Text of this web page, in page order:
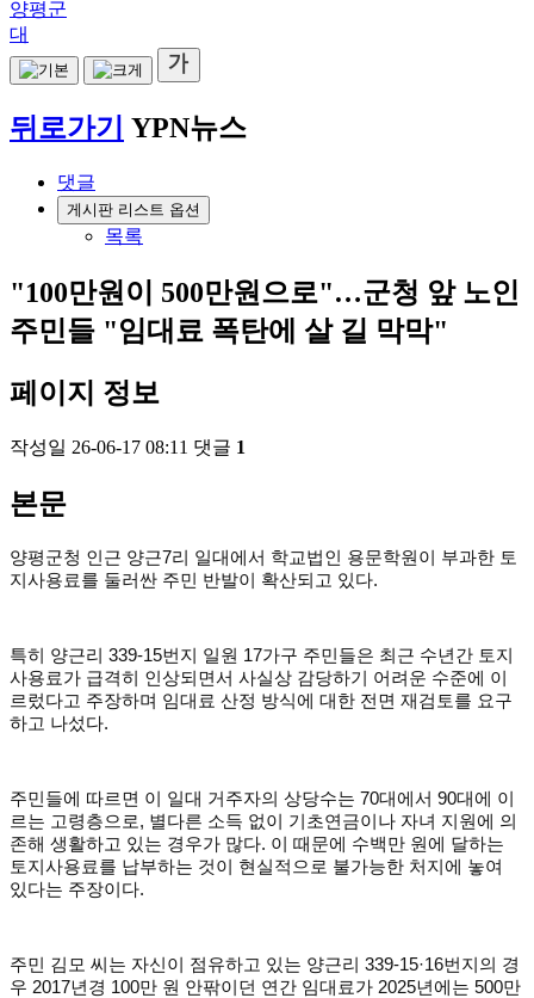
양평군
대
뒤로가기 YPN뉴스
댓글
게시판 리스트 옵션
목록
"100만원이 500만원으로"…군청 앞 노인
주민들 "임대료 폭탄에 살 길 막막"
페이지 정보
작성일 26-06-17 08:11 댓글 1
본문
양평군청 인근 양근7리 일대에서 학교법인 용문학원이 부과한 토
지사용료를 둘러싼 주민 반발이 확산되고 있다.
특히 양근리 339-15번지 일원 17가구 주민들은 최근 수년간 토지
사용료가 급격히 인상되면서 사실상 감당하기 어려운 수준에 이
르렀다고 주장하며 임대료 산정 방식에 대한 전면 재검토를 요구
하고 나섰다.
주민들에 따르면 이 일대 거주자의 상당수는 70대에서 90대에 이
르는 고령층으로, 별다른 소득 없이 기초연금이나 자녀 지원에 의
존해 생활하고 있는 경우가 많다. 이 때문에 수백만 원에 달하는
토지사용료를 납부하는 것이 현실적으로 불가능한 처지에 놓여
있다는 주장이다.
주민 김모 씨는 자신이 점유하고 있는 양근리 339-15·16번지의 경
우 2017년경 100만 원 안팎이던 연간 임대료가 2025년에는 500만